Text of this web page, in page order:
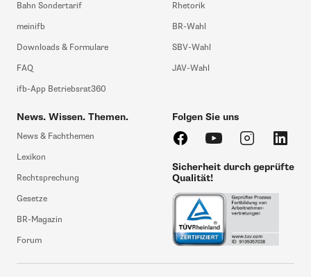
Bahn Sondertarif
meinifb
Downloads & Formulare
FAQ
ifb-App Betriebsrat360
Rhetorik
BR-Wahl
SBV-Wahl
JAV-Wahl
News. Wissen. Themen.
News & Fachthemen
Lexikon
Rechtsprechung
Gesetze
BR-Magazin
Forum
Folgen Sie uns
Sicherheit durch geprüfte
Qualität!